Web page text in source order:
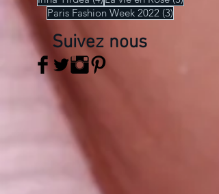
Paris Fashion Week 2022 (3)
Suivez nous